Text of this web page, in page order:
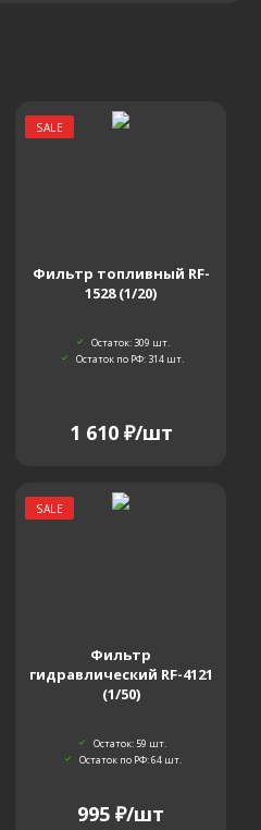
SALE
Фильтр топливный RF-
1528 (1/20)
Остаток: 309 шт.
Остаток по РФ: 314 шт.
1 610₽/шт
SALE
Фильтр
гидравлический RF-4121
(1/50)
Остаток: 59 шт.
Остаток по РФ: 64шт.
995 ₽/шт